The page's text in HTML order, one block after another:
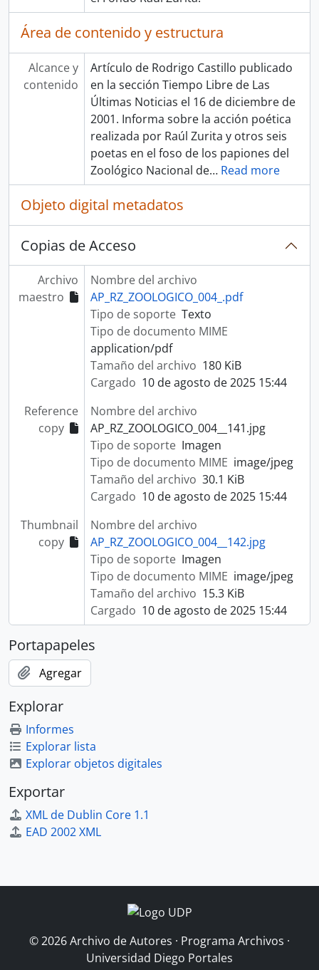
Área de contenido y estructura
Alcance y
contenido
Artículo de Rodrigo Castillo publicado
en la sección Tiempo Libre de Las
Últimas Noticias el 16 de diciembre de
2001. Informa sobre la acción poética
realizada por Raúl Zurita y otros seis
poetas en el foso de los papiones del
Zoológico Nacional de… Read more
Objeto digital metadatos
Copias de Acceso
Archivo
maestro
Nombre del archivo
AP_RZ_ZOOLOGICO_004_.pdf
Tipo de soporte Texto
Tipo de documento MIME
application/pdf
Tamaño del archivo 180 KiB
Cargado 10 de agosto de 2025 15:44
Reference
copy
Nombre del archivo
AP_RZ_ZOOLOGICO_004__141.jpg
Tipo de soporte Imagen
Tipo de documento MIME image/jpeg
Tamaño del archivo 30.1 KiB
Cargado 10 de agosto de 2025 15:44
Thumbnail
copy
Nombre del archivo
AP_RZ_ZOOLOGICO_004__142.jpg
Tipo de soporte Imagen
Tipo de documento MIME image/jpeg
Tamaño del archivo 15.3 KiB
Cargado 10 de agosto de 2025 15:44
Portapapeles
Agregar
Explorar
Informes
Explorar lista
Explorar objetos digitales
Exportar
XML de Dublin Core 1.1
EAD 2002 XML
© 2026 Archivo de Autores · Programa Archivos ·
Universidad Diego Portales